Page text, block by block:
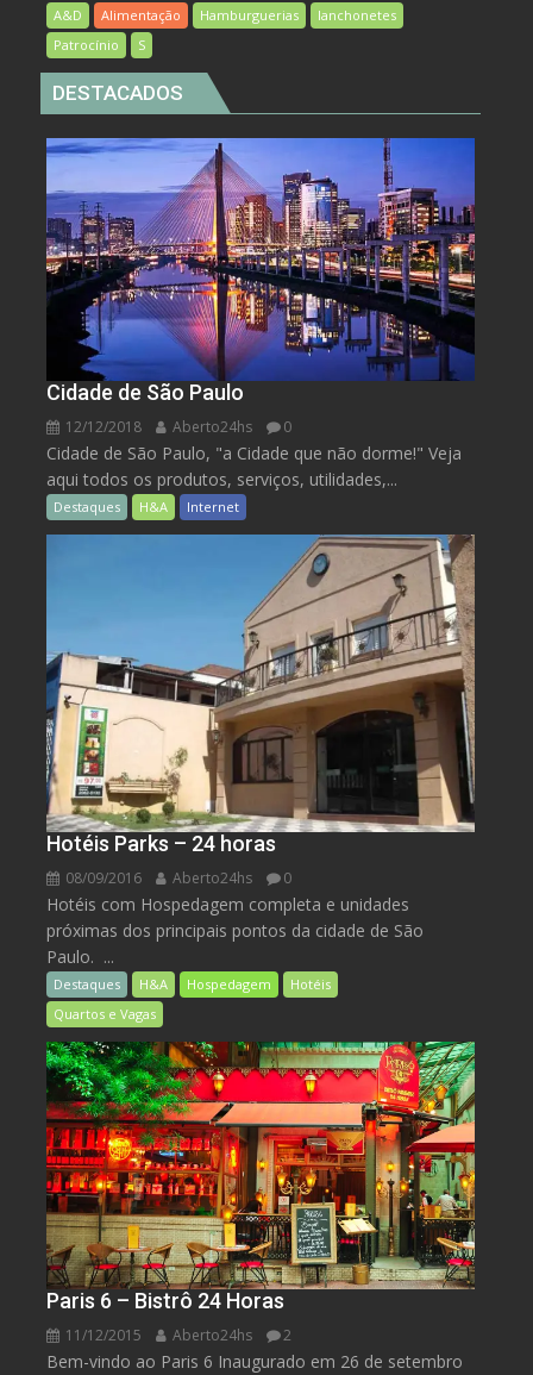
A&D Alimentação Hamburguerias
lanchonetes
Patrocínio
S
DESTACADOS
Cidade de São Paulo
12/12/2018 Aberto24hs 0
Cidade de São Paulo, "a Cidade que não dorme!" Veja
aqui todos os produtos, serviços, utilidades,...
Destaques H&A Internet
Hotéis Parks – 24 horas
08/09/2016 Aberto24hs 0
Hotéis com Hospedagem completa e unidades
próximas dos principais pontos da cidade de São
Paulo. ...
Destaques H&A Hospedagem
Hotéis
Quartos e Vagas
Paris 6 – Bistrô 24 Horas
11/12/2015 Aberto24hs 2
Bem-vindo ao Paris 6 Inaugurado em 26 de setembro